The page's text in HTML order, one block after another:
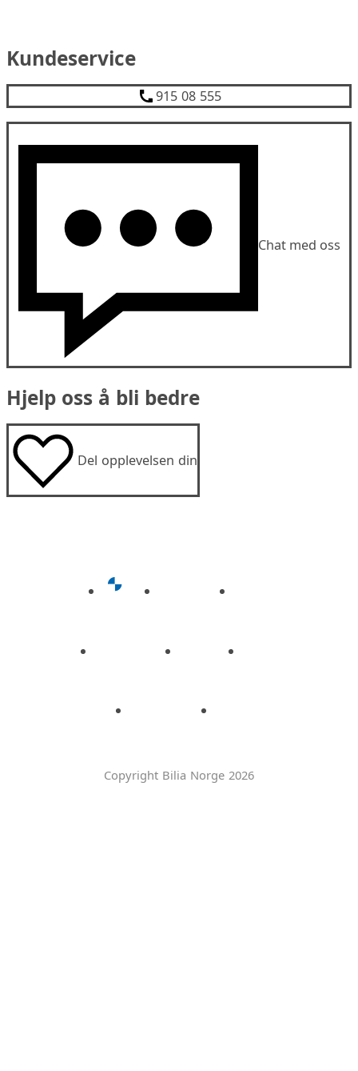
Kundeservice
915 08 555
Chat med oss
Hjelp oss å bli bedre
Del opplevelsen din
Copyright Bilia Norge 2026